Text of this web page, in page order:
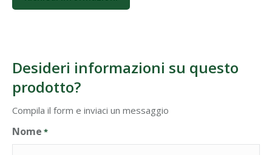
Desideri informazioni su questo
prodotto?
Compila il form e inviaci un messaggio
Nome *